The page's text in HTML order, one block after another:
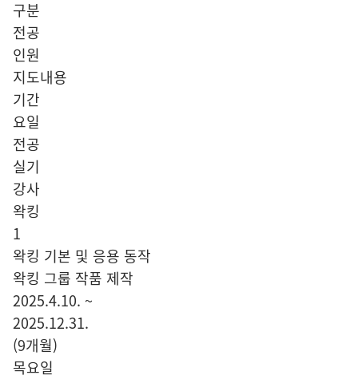
구분
전공
인원
지도내용
기간
요일
전공
실기
강사
왁킹
1
왁킹 기본 및 응용 동작
왁킹 그룹 작품 제작
2025.4.10. ~
2025.12.31.
(9개월)
목요일